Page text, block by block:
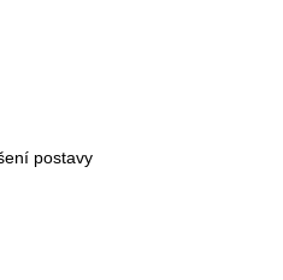
postavy